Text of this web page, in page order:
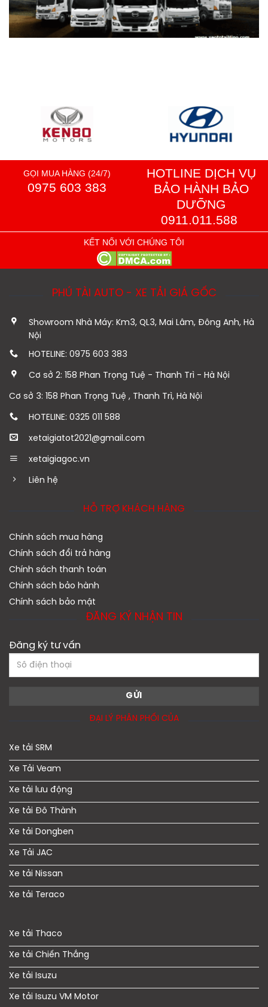
GỌI MUA HÀNG (24/7)
0975 603 383
HOTLINE DỊCH VỤ
BẢO HÀNH BẢO
DƯỠNG
0911.011.588
KẾT NỐI VỚI CHÚNG TÔI
PHÚ TÀI AUTO - XE TẢI GIÁ GỐC
Showroom Nhà Máy: Km3, QL3, Mai Lâm, Đông Anh, Hà
Nội
HOTELINE: 0975 603 383
Cơ sở 2: 158 Phan Trọng Tuệ - Thanh Trì - Hà Nội
Cơ sở 3: 158 Phan Trọng Tuệ , Thanh Trì, Hà Nội
HOTELINE: 0325 011 588
xetaigiatot2021@gmail.com
xetaigiagoc.vn
Liên hệ
HỖ TRỢ KHÁCH HÀNG
Chính sách mua hàng
Chính sách đổi trả hàng
Chính sách thanh toán
Chính sách bảo hành
Chính sách bảo mật
ĐĂNG KÝ NHẬN TIN
Đăng ký tư vấn
ĐẠI LÝ PHÂN PHỐI CỦA
Xe tải SRM
Xe Tải Veam
Xe tải lưu động
Xe tải Đô Thành
Xe tải Dongben
Xe Tải JAC
Xe tải Nissan
Xe tải Teraco
Xe tải Thaco
Xe tải Chiến Thắng
Xe tải Isuzu
Xe tải Isuzu VM Motor